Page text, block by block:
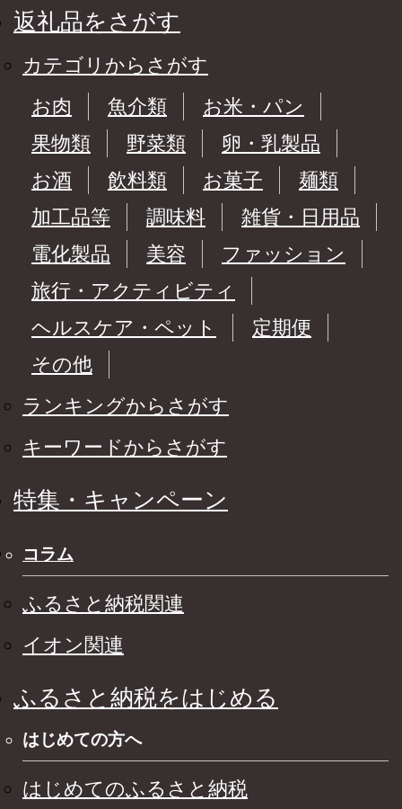
返礼品をさがす
カテゴリからさがす
お肉
魚介類
お米・パン
果物類
野菜類
卵・乳製品
お酒
飲料類 お菓子
麺類
加工品等
調味料
雑貨・日用品
電化製品
美容
ファッション
旅行・アクティビティ
ヘルスケア・ペット
定期便
その他
ランキングからさがす
キーワードからさがす
特集・キャンペーン
コラム
ふるさと納税関連
イオン関連
ふるさと納税をはじめる
はじめての方へ
はじめてのふるさと納税